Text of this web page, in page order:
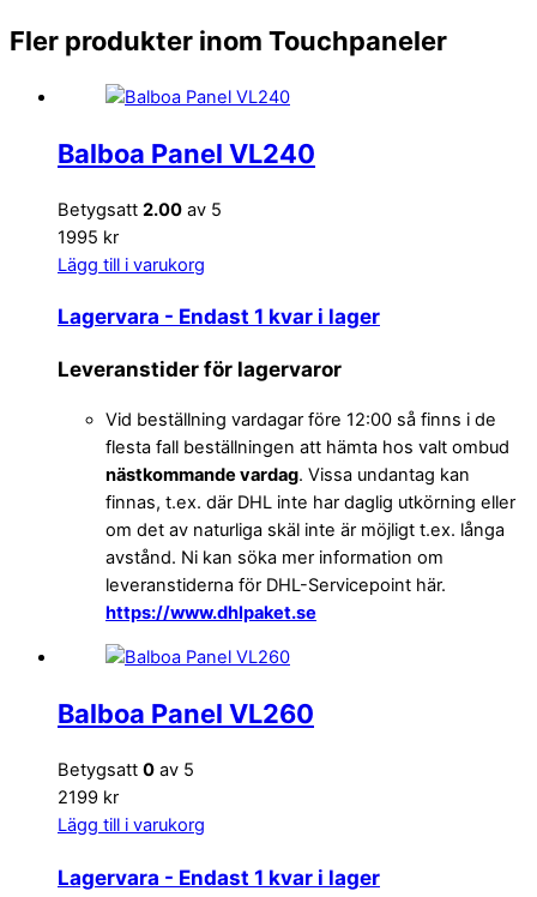
Fler produkter inom Touchpaneler
Balboa Panel VL240
Betygsatt 2.00 av 5
1995 kr
Lägg till i varukorg
Lagervara - Endast 1 kvar i lager
Leveranstider för lagervaror
Vid beställning vardagar före 12:00 så finns i de
flesta fall beställningen att hämta hos valt ombud
nästkommande vardag. Vissa undantag kan
finnas, t.ex. där DHL inte har daglig utkörning eller
om det av naturliga skäl inte är möjligt t.ex. långa
avstånd. Ni kan söka mer information om
leveranstiderna för DHL-Servicepoint här.
https://www.dhlpaket.se
Balboa Panel VL260
Betygsatt 0 av 5
2199 kr
Lägg till i varukorg
Lagervara - Endast 1 kvar i lager